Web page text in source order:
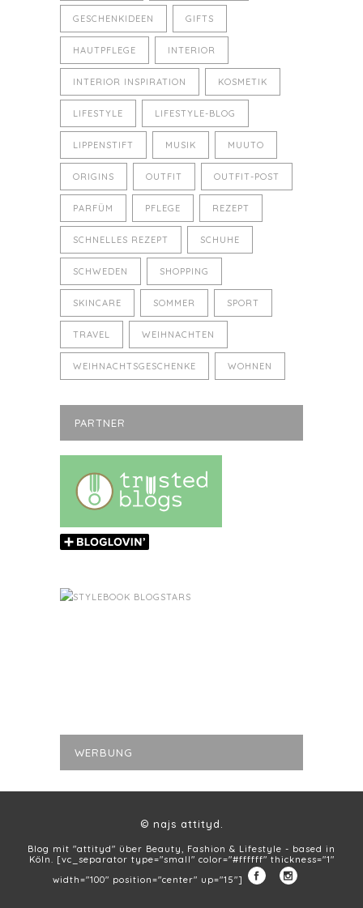
GESCHENKIDEEN GIFTS
HAUTPFLEGE INTERIOR
INTERIOR INSPIRATION KOSMETIK
LIFESTYLE LIFESTYLE-BLOG
LIPPENSTIFT MUSIK MUUTO
ORIGINS OUTFIT OUTFIT-POST
PARFÜM PFLEGE REZEPT
SCHNELLES REZEPT SCHUHE
SCHWEDEN SHOPPING
SKINCARE SOMMER SPORT
TRAVEL WEIHNACHTEN
WEIHNACHTSGESCHENKE WOHNEN
PARTNER
WERBUNG
© najs attityd.
Blog mit "attityd" über Beauty, Fashion & Lifestyle - based in
Köln. [vc_separator type="small" color="#ffffff" thickness="1"
width="100" position="center" up="15"]